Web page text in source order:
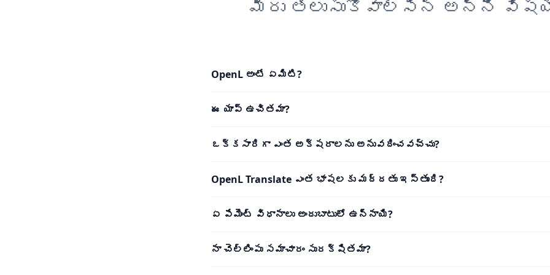
మీరు తెలుసుకోవాల్సిన అన్ని
OpenL అంటే ఏమిటి?
ఈ యాప్ ఉచితమా?
ఒక్కసారిగా ఎంత అక్షరాలను అనువదించవచ్చు?
OpenL Translate ఎంత భాషలకు మద్దతు ఇస్తుంది?
ఏ పేమెంట్ విధానాలు అందుబాటులో ఉన్నాయి?
నా చెల్లింపు సమాచారం సురక్షితమా?